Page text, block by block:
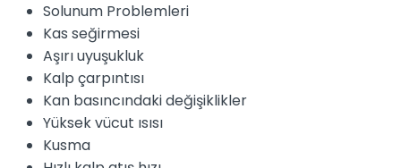
Solunum Problemleri
Kas seğirmesi
Aşırı uyuşukluk
Kalp çarpıntısı
Kan basıncındaki değişiklikler
Yüksek vücut ısısı
Kusma